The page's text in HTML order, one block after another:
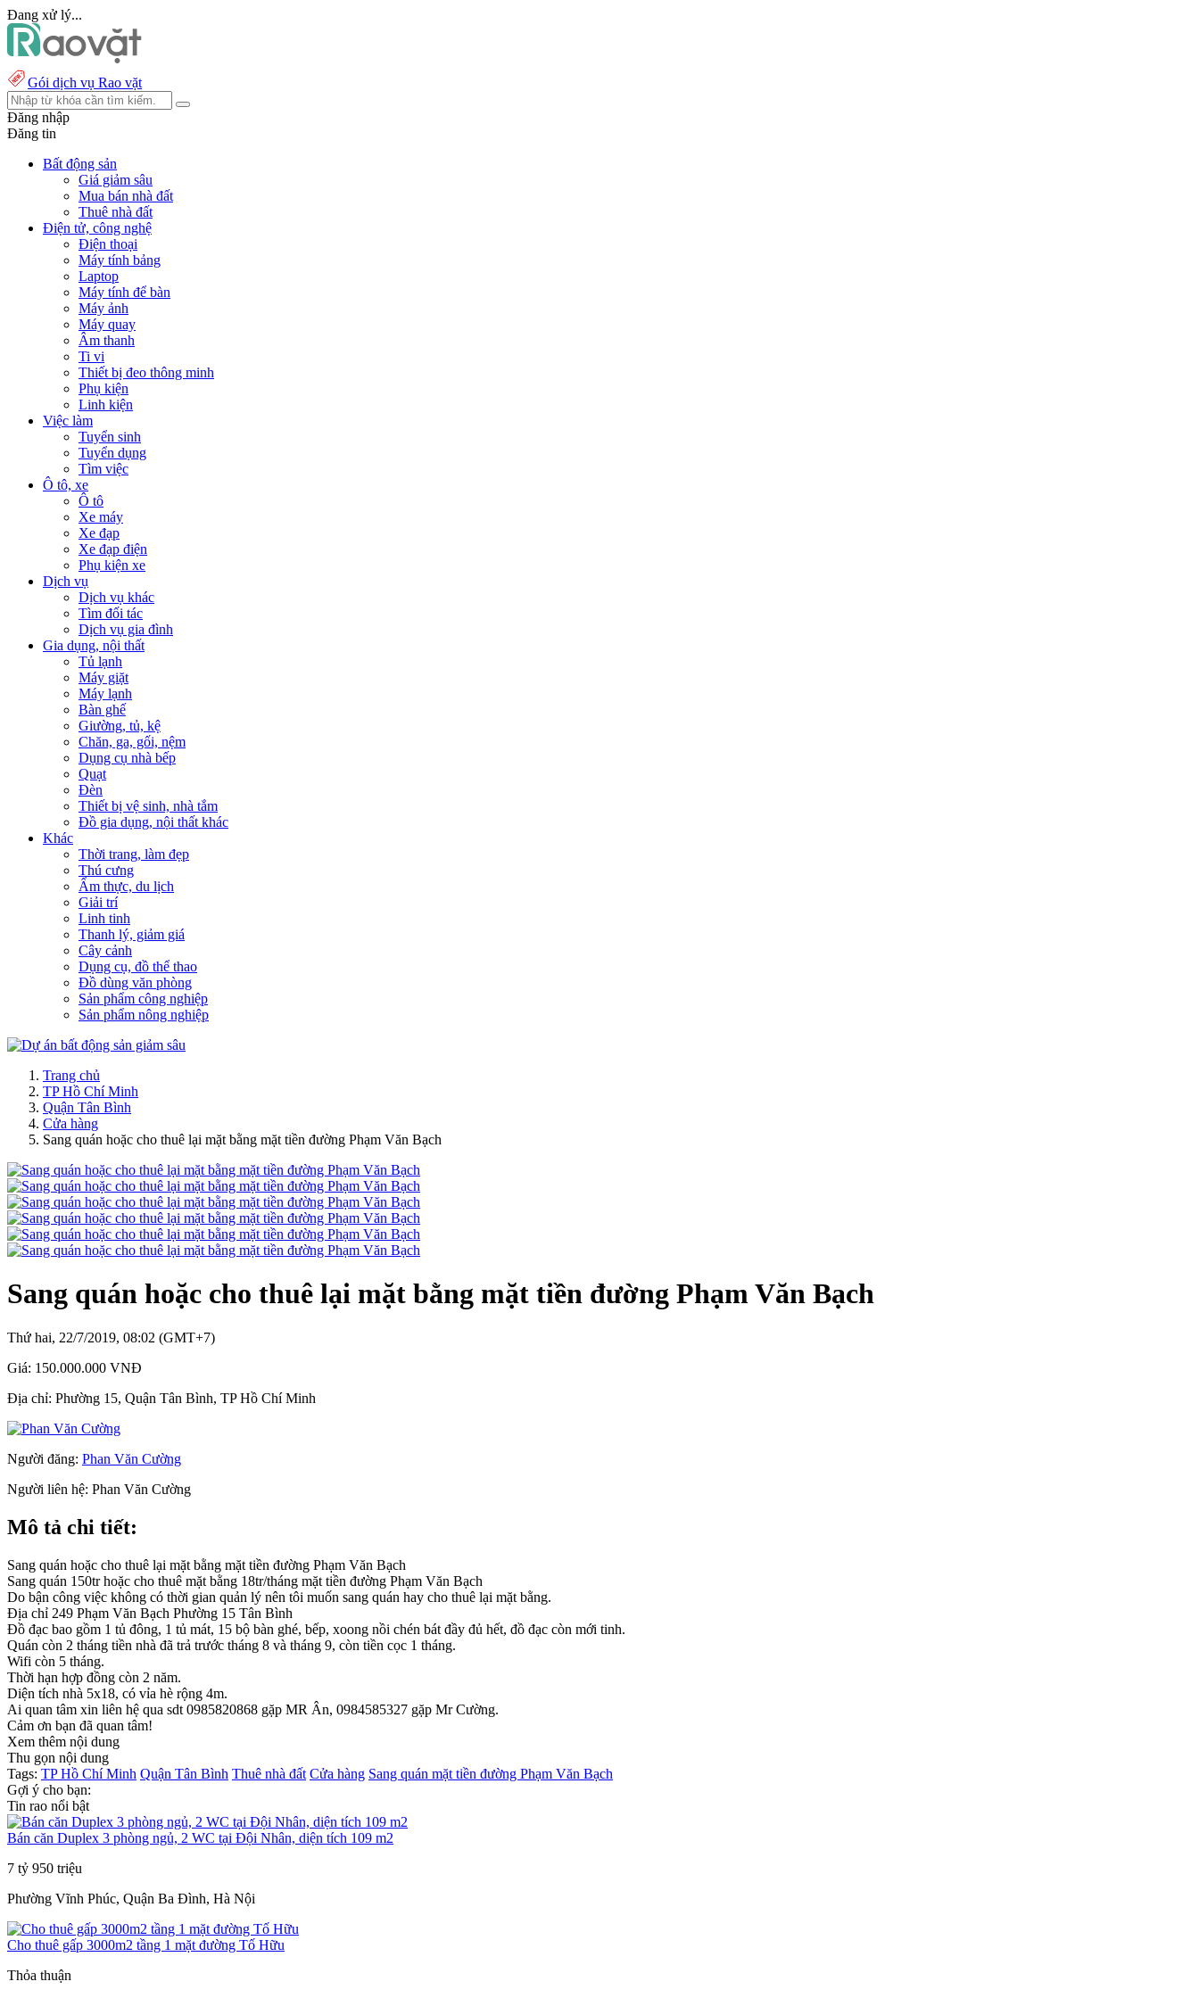
Đang xử lý...
Gói dịch vụ Rao vặt
Đăng nhập
Đăng tin
Bất động sản
Giá giảm sâu
Mua bán nhà đất
Thuê nhà đất
Điện tử, công nghệ
Điện thoại
Máy tính bảng
Laptop
Máy tính để bàn
Máy ảnh
Máy quay
Âm thanh
Ti vi
Thiết bị đeo thông minh
Phụ kiện
Linh kiện
Việc làm
Tuyển sinh
Tuyển dụng
Tìm việc
Ô tô, xe
Ô tô
Xe máy
Xe đạp
Xe đạp điện
Phụ kiện xe
Dịch vụ
Dịch vụ khác
Tìm đối tác
Dịch vụ gia đình
Gia dụng, nội thất
Tủ lạnh
Máy giặt
Máy lạnh
Bàn ghế
Giường, tủ, kệ
Chăn, ga, gối, nệm
Dụng cụ nhà bếp
Quạt
Đèn
Thiết bị vệ sinh, nhà tắm
Đồ gia dụng, nội thất khác
Khác
Thời trang, làm đẹp
Thú cưng
Ẩm thực, du lịch
Giải trí
Linh tinh
Thanh lý, giảm giá
Cây cảnh
Dụng cụ, đồ thể thao
Đồ dùng văn phòng
Sản phẩm công nghiệp
Sản phẩm nông nghiệp
Trang chủ
TP Hồ Chí Minh
Quận Tân Bình
Cửa hàng
Sang quán hoặc cho thuê lại mặt bằng mặt tiền đường Phạm Văn Bạch
Sang quán hoặc cho thuê lại mặt bằng mặt tiền đường Phạm Văn Bạch
Thứ hai, 22/7/2019, 08:02 (GMT+7)
Giá: 150.000.000 VNĐ
Địa chỉ: Phường 15, Quận Tân Bình, TP Hồ Chí Minh
Người đăng: Phan Văn Cường
Người liên hệ: Phan Văn Cường
Mô tả chi tiết:
Sang quán hoặc cho thuê lại mặt bằng mặt tiền đường Phạm Văn Bạch
Sang quán 150tr hoặc cho thuê mặt bằng 18tr/tháng mặt tiền đường Phạm Văn Bạch
Do bận công việc không có thời gian quản lý nên tôi muốn sang quán hay cho thuê lại mặt bằng.
Địa chỉ 249 Phạm Văn Bạch Phường 15 Tân Bình
Đồ đạc bao gồm 1 tủ đông, 1 tủ mát, 15 bộ bàn ghé, bếp, xoong nồi chén bát đầy đủ hết, đồ đạc còn mới tinh.
Quán còn 2 tháng tiền nhà đã trả trước tháng 8 và tháng 9, còn tiền cọc 1 tháng.
Wifi còn 5 tháng.
Thời hạn hợp đồng còn 2 năm.
Diện tích nhà 5x18, có vỉa hè rộng 4m.
Ai quan tâm xin liên hệ qua sdt 0985820868 gặp MR Ân, 0984585327 gặp Mr Cường.
Cảm ơn bạn đã quan tâm!
Xem thêm nội dung
Thu gọn nội dung
Tags: TP Hồ Chí Minh Quận Tân Bình Thuê nhà đất Cửa hàng Sang quán mặt tiền đường Phạm Văn Bạch
Gợi ý cho bạn:
Tin rao nổi bật
Bán căn Duplex 3 phòng ngủ, 2 WC tại Đội Nhân, diện tích 109 m2
7 tỷ 950 triệu
Phường Vĩnh Phúc, Quận Ba Đình, Hà Nội
Cho thuê gấp 3000m2 tầng 1 mặt đường Tố Hữu
Thỏa thuận